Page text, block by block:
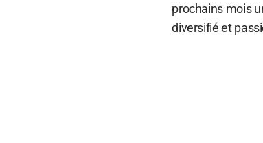
prochains mois
diversifié et